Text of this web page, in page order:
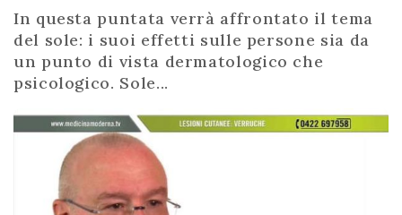
In questa puntata verrà affrontato il tema
del sole: i suoi effetti sulle persone sia da
un punto di vista dermatologico che
psicologico. Sole...